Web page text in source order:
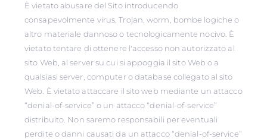
È vietato abusare del Sito introducendo
consapevolmente virus, Trojan, worm, bombe logiche o
altro materiale dannoso o tecnologicamente nocivo. È
vietato tentare di ottenere l'accesso non autorizzato al
sito Web, al server su cui si appoggia il sito Web o a
qualsiasi server, computer o database collegato al sito
Web. È vietato attaccare il sito web mediante un attacco
“denial-of-service” o un attacco “denial-of-service”
distribuito. Non saremo responsabili per eventuali
perdite o danni causati da un attacco “denial-of-service”